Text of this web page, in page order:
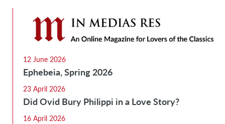
12 June 2026
Ephebeia, Spring 2026
23 April 2026
Did Ovid Bury Philippi in a Love Story?
16 April 2026